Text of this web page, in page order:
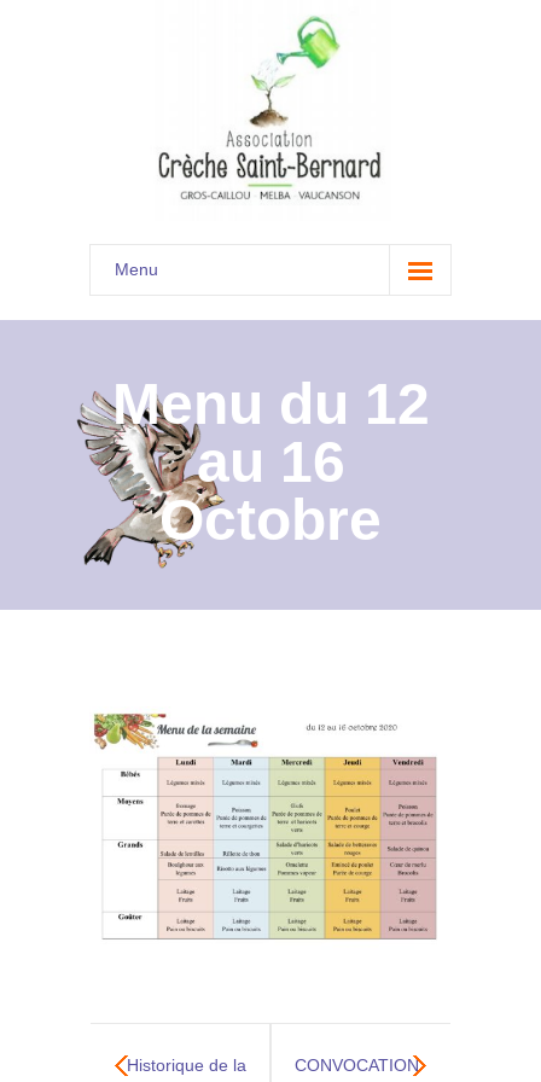
Menu
Accueil
Présentation
Documents
Les menus à venir
Contact
Menu du 12
au 16
Octobre
Historique de la CONVOCATION